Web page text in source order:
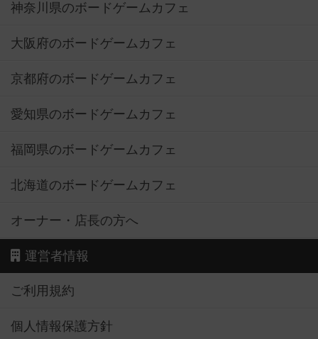
神奈川県のボードゲームカフェ
大阪府のボードゲームカフェ
京都府のボードゲームカフェ
愛知県のボードゲームカフェ
福岡県のボードゲームカフェ
北海道のボードゲームカフェ
オーナー・店長の方へ
運営者情報
ご利用規約
個人情報保護方針